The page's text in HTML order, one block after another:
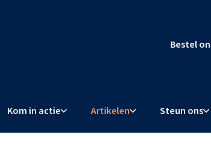
Bestel
Kom in actie Artikelen Steun ons